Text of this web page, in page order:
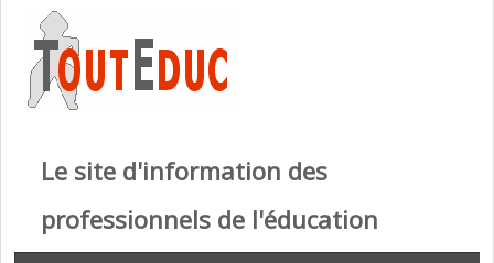
Le site d'information des
professionnels de l'éducation